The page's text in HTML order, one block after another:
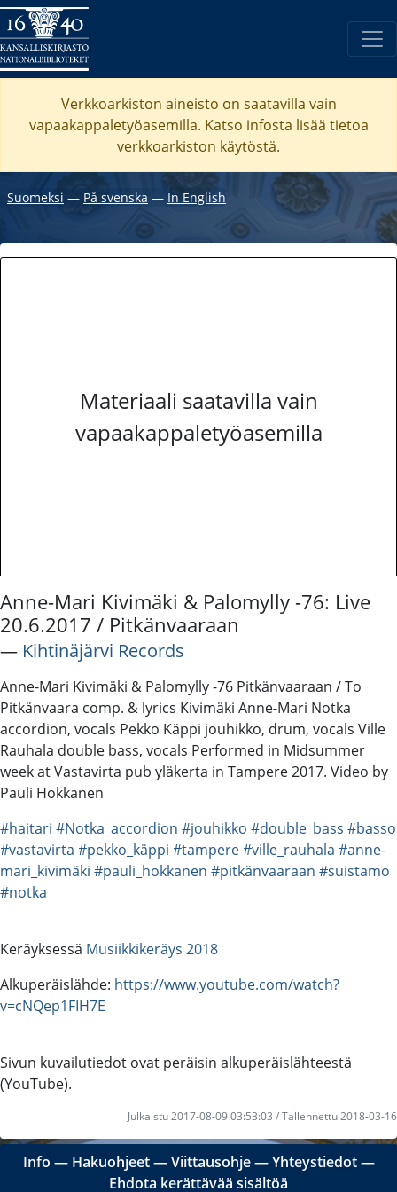
Verkkoarkiston aineisto on saatavilla vain
vapaakappaletyöasemilla. Katso infosta lisää tietoa
verkkoarkiston käytöstä.
Suomeksi ― På svenska ― In English
Materiaali saatavilla vain
vapaakappaletyöasemilla
Anne-Mari Kivimäki & Palomylly -76: Live
20.6.2017 / Pitkänvaaraan
― Kihtinäjärvi Records
Anne-Mari Kivimäki & Palomylly -76 Pitkänvaaraan / To
Pitkänvaara comp. & lyrics Kivimäki Anne-Mari Notka
accordion, vocals Pekko Käppi jouhikko, drum, vocals Ville
Rauhala double bass, vocals Performed in Midsummer
week at Vastavirta pub yläkerta in Tampere 2017. Video by
Pauli Hokkanen
#haitari #Notka_accordion #jouhikko #double_bass #basso
#vastavirta #pekko_käppi #tampere#ville_rauhala #anne-
mari_kivimäki #pauli_hokkanen #pitkänvaaraan #suistamo
#notka
Keräyksessä Musiikkikeräys 2018
Alkuperäislähde: https://www.youtube.com/watch?
v=cNQep1FIH7E
Sivun kuvailutiedot ovat peräisin alkuperäislähteestä
(YouTube).
Julkaistu 2017-08-09 03:53:03 / Tallennettu 2018-03-16
Info ― Hakuohjeet―Viittausohje―Yhteystiedot―
Ehdota kerättävää sisältöä